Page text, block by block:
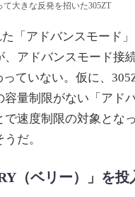
て大きな反発を招いた305ZT
「アドバンスモード
アドバンスモード接
ていない。仮に、
量制限がない「アド
速度制限の対象とな
だ。
（ベリー）」を